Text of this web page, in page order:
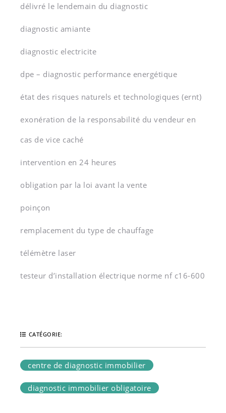
délivré le lendemain du diagnostic
diagnostic amiante
diagnostic electricite
dpe – diagnostic performance energétique
état des risques naturels et technologiques (ernt)
exonération de la responsabilité du vendeur en
cas de vice caché
intervention en 24 heures
obligation par la loi avant la vente
poinçon
remplacement du type de chauffage
télémètre laser
testeur d’installation électrique norme nf c16-600
CATÉGORIE:
centre de diagnostic immobilier
diagnostic immobilier obligatoire